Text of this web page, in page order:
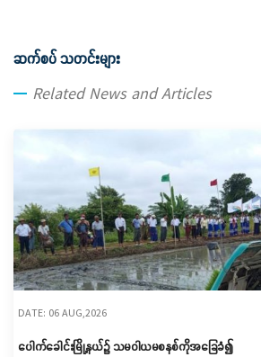
ဆက်စပ် သတင်းများ
Related News and Articles
DATE: 06 AUG,2026
ပေါက်ခေါင်းမြို့နယ်၌ သမဝါယမစနစ်ကိုအခြေခံ၍